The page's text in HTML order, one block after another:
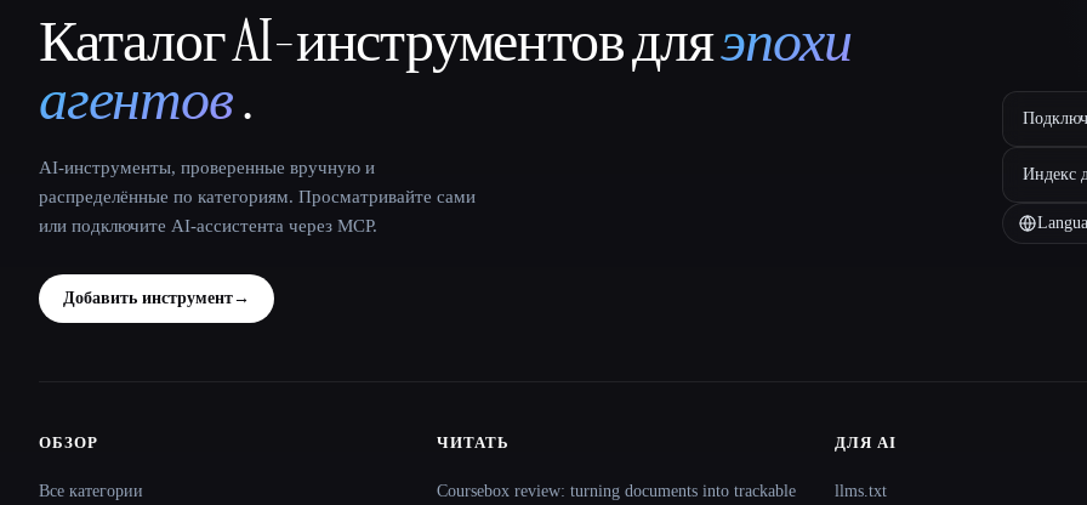
That AI Collection
Каталог AI-инструментов дляэпохи
агентов.
AI-инструменты, проверенные вручную и
распределённые по категориям. Просматривайте сами
или подключите AI-ассистента через MCP.
Добавить инструмент→
Индекс
Site navigation
ОБЗОР
Все категории
ЧИТАТЬ
Coursebox review: turning documents into trackable
ДЛЯ AI
llms.txt